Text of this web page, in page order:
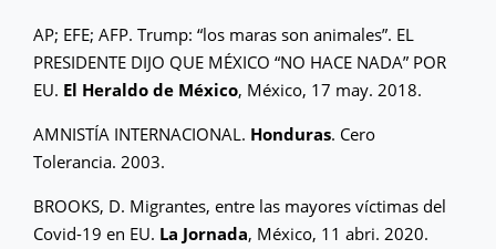
AP; EFE; AFP. Trump: “los maras son animales”. EL
PRESIDENTE DIJO QUE MÉXICO “NO HACE NADA” POR
EU. El Heraldo de México, México, 17 may. 2018.
AMNISTÍA INTERNACIONAL. Honduras. Cero
Tolerancia. 2003.
BROOKS, D. Migrantes, entre las mayores víctimas del
Covid-19 en EU. La Jornada, México, 11 abri. 2020.